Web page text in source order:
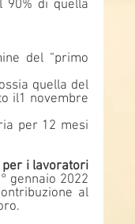
il1 novembre
per i lavoratori
gennaio 2022
al